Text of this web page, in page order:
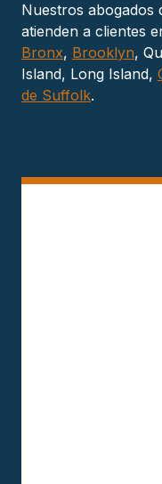
Nuestros abogados
atienden a clientes
Bronx, Brooklyn,
Island, Long Island,
de Suffolk.